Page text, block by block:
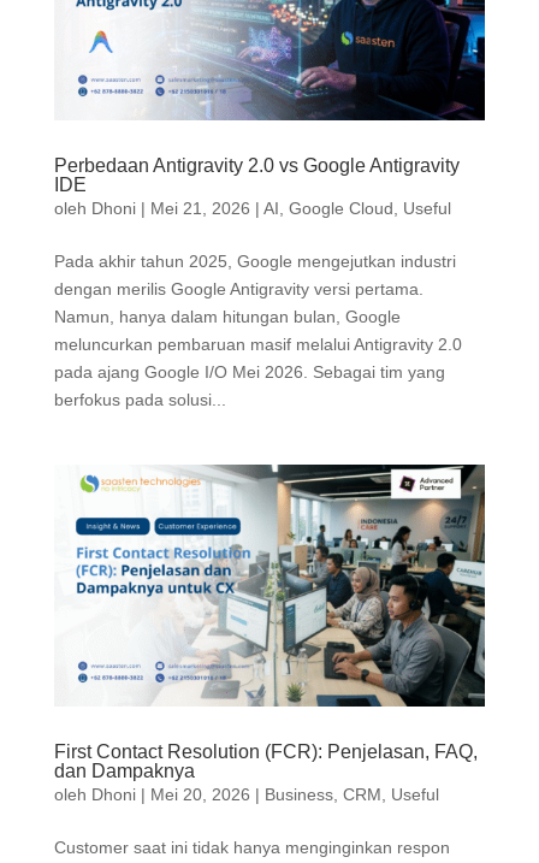
Perbedaan Antigravity 2.0 vs Google Antigravity
IDE
oleh Dhoni| Mei 21, 2026 | AI Google Cloud Useful
Pada akhir tahun 2025, Google mengejutkan industri
dengan merilis Google Antigravity versi pertama.
Namun, hanya dalam hitungan bulan, Google
meluncurkan pembaruan masif melalui Antigravity 2.0
pada ajang Google I/O Mei 2026. Sebagai tim yang
berfokus pada solusi...
First Contact Resolution (FCR): Penjelasan, FAQ,
dan Dampaknya
oleh Dhoni| Mei 20, 2026 | Business, CRM, Useful
Customer saat ini tidak hanya menginginkan respon